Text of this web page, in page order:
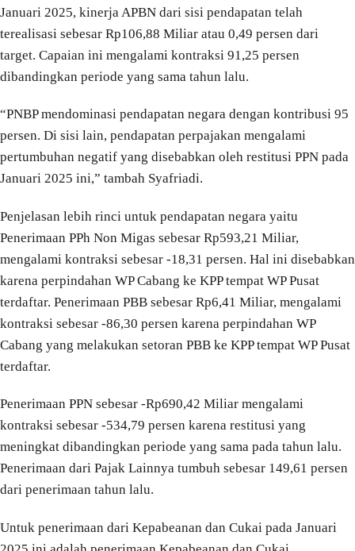
Januari 2025, kinerja APBN dari sisi pendapatan telah
terealisasi sebesar Rp106,88 Miliar atau 0,49 persen dari
target. Capaian ini mengalami kontraksi 91,25 persen
dibandingkan periode yang sama tahun lalu.
“PNBP mendominasi pendapatan negara dengan kontribusi 95
persen. Di sisi lain, pendapatan perpajakan mengalami
pertumbuhan negatif yang disebabkan oleh restitusi PPN pada
Januari 2025 ini,” tambah Syafriadi.
Penjelasan lebih rinci untuk pendapatan negara yaitu
Penerimaan PPh Non Migas sebesar Rp593,21 Miliar,
mengalami kontraksi sebesar -18,31 persen. Hal ini disebabkan
karena perpindahan WP Cabang ke KPP tempat WP Pusat
terdaftar. Penerimaan PBB sebesar Rp6,41 Miliar, mengalami
kontraksi sebesar -86,30 persen karena perpindahan WP
Cabang yang melakukan setoran PBB ke KPP tempat WP Pusat
terdaftar.
Penerimaan PPN sebesar -Rp690,42 Miliar mengalami
kontraksi sebesar -534,79 persen karena restitusi yang
meningkat dibandingkan periode yang sama pada tahun lalu.
Penerimaan dari Pajak Lainnya tumbuh sebesar 149,61 persen
dari penerimaan tahun lalu.
Untuk penerimaan dari Kepabeanan dan Cukai pada Januari